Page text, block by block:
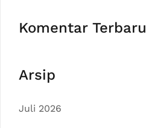
Komentar Terbaru
Arsip
Juli 2026